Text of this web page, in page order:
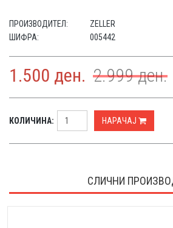
ПРОИЗВОДИТЕЛ:
ZELLER
ШИФРА:
005442
1.500 ден. 2.999ден.
КОЛИЧИНА: НАРАЧАЈ
СЛИЧНИ